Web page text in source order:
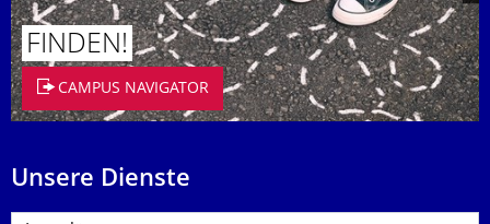
FINDEN!
CAMPUS NAVIGATOR
Unsere Dienste